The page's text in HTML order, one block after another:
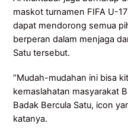
maskot turnamen FIFA U-
dapat mendorong semua
berperan dalam menjaga
Satu tersebut.
“Mudah-mudahan ini bisa
kemaslahatan masyarakat
Badak Bercula Satu, icon
katanya.